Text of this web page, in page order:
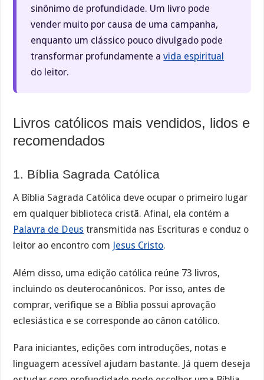
sinônimo de profundidade. Um livro pode
vender muito por causa de uma campanha,
enquanto um clássico pouco divulgado pode
transformar profundamente avida espiritual
do leitor.
Livros católicos mais vendidos, lidos e
recomendados
1. Bíblia Sagrada Católica
A Bíblia Sagrada Católica deve ocupar o primeiro lugar
em qualquer biblioteca cristã. Afinal, ela contém a
Palavra de Deus transmitida nas Escrituras e conduz o
leitor ao encontro com Jesus Cristo.
Além disso, uma edição católica reúne 73 livros,
incluindo os deuterocanônicos. Por isso, antes de
comprar, verifique se a Bíblia possui aprovação
eclesiástica e se corresponde ao cânon católico.
Para iniciantes, edições com introduções, notas e
linguagem acessível ajudam bastante. Já quem deseja